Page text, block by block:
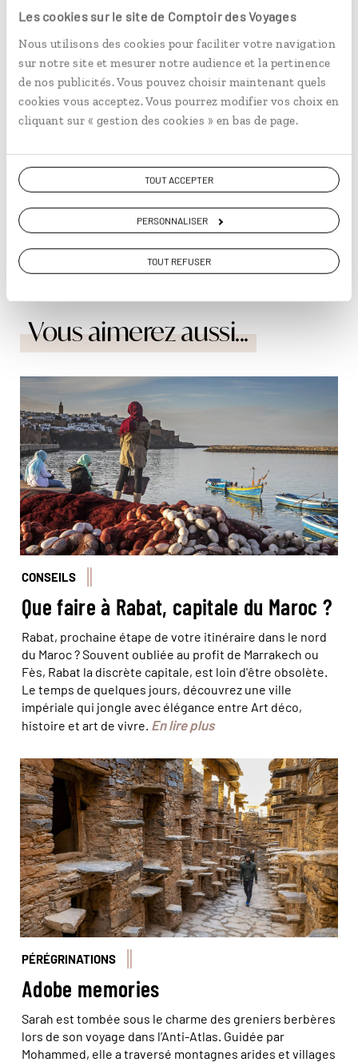
Les cookies sur le site de Comptoir des Voyages
Nous utilisons des cookies pour faciliter votre navigation
sur notre site et mesurer notre audience et la pertinence
de nos publicités. Vous pouvez choisir maintenant quels
cookies vous acceptez. Vous pourrez modifier vos choix en
cliquant sur « gestion des cookies » en bas de page.
TOUT ACCEPTER
PERSONNALISER
TOUT REFUSER
fredonner une mélodie.
Sadik Haddari réalise une calligraphie. Chaque toile a ici une
histoire. © Laurie Arnauné
Vous aimerez aussi...
© VWpics/hemis
CONSEILS
Que faire à Rabat, capitale du Maroc ?
Rabat, prochaine étape de votre itinéraire dans le nord
du Maroc ? Souvent oubliée au profit de Marrakech ou
Fès, Rabat la discrète capitale, est loin d'être obsolète.
Le temps de quelques jours, découvrez une ville
impériale qui jongle avec élégance entre Art déco,
histoire et art de vivre. En lire plus
Les 90 chambres du grenier collectif d'Ighir Ifrane sont
réparties sur trois étages le long d'une allée de
50 mètres. © Cegalerba-Szwemberg/hemis
PÉRÉGRINATIONS
Adobe memories
Sarah est tombée sous le charme des greniers berbères
lors de son voyage dans l’Anti-Atlas. Guidée par
Mohammed, elle a traversé montagnes arides et villages